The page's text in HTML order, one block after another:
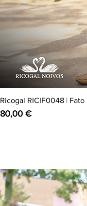
Ricogal RICIF0048 | Fato
Preço
80,00 €